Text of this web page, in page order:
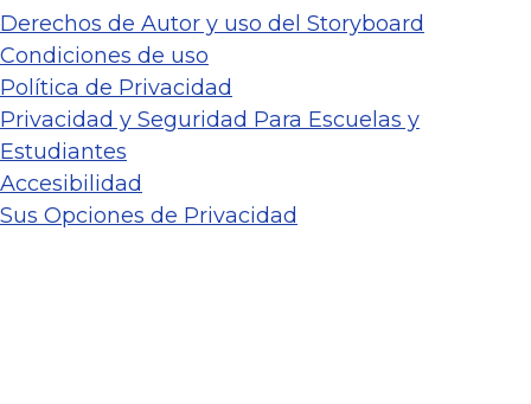
Derechos de Autor y uso del Storyboard
Condiciones de uso
Política de Privacidad
Privacidad y Seguridad Para Escuelas y
Estudiantes
Accesibilidad
Sus Opciones de Privacidad